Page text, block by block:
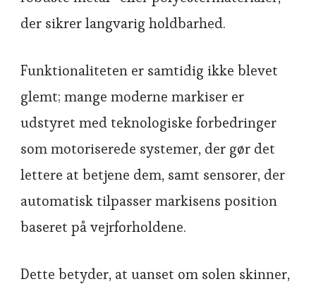
der sikrer langvarig holdbarhed.
Funktionaliteten er samtidig ikke blevet
glemt; mange moderne markiser er
udstyret med teknologiske forbedringer
som motoriserede systemer, der gør det
lettere at betjene dem, samt sensorer, der
automatisk tilpasser markisens position
baseret på vejrforholdene.
Dette betyder, at uanset om solen skinner,